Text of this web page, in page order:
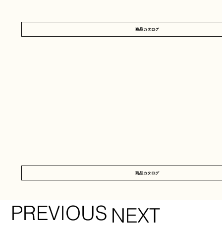
NEXT
PREVIOUS
商品カタログ
商品カタログ